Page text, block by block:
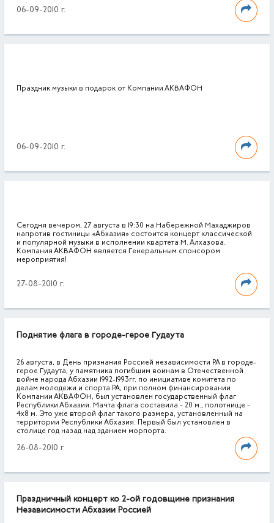
06-09-2010 г.
Праздник музыки в подарок от Компании АКВАФОН
06-09-2010 г.
Сегодня вечером, 27 августа в 19:30 на Набережной Махаджиров
напротив гостиницы «Абхазия» состоится концерт классической
и популярной музыки в исполнении квартета М. Алхазова.
Компания АКВАФОН является Генеральным спонсором
мероприятия!
27-08-2010 г.
Поднятие флага в городе-герое Гудаута
26 августа, в День признания Россией независимости РА в городе-
герое Гудаута, у памятника погибшим воинам в Отечественной
войне народа Абхазии 1992-1993гг. по инициативе комитета по
делам молодежи и спорта РА, при полном финансировании
Компании АКВАФОН, был установлен государственный флаг
Республики Абхазия. Мачта флага составила - 20 м., полотнище -
4х8 м. Это уже второй флаг такого размера, установленный на
территории Республики Абхазия. Первый был установлен в
столице год назад над зданием морпорта.
26-08-2010 г.
Праздничный концерт ко 2-ой годовщине признания
Независимости Абхазии Россией